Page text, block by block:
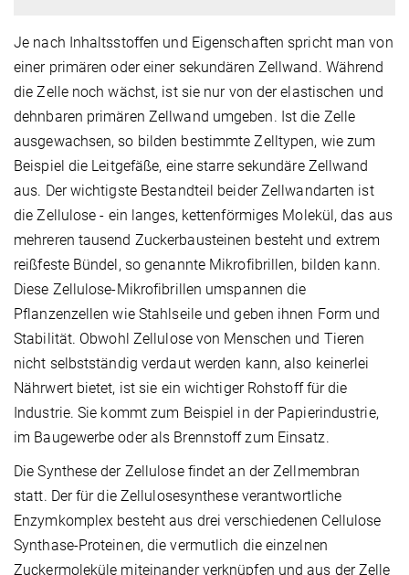
Je nach Inhaltsstoffen und Eigenschaften spricht man von
einer primären oder einer sekundären Zellwand. Während
die Zelle noch wächst, ist sie nur von der elastischen und
dehnbaren primären Zellwand umgeben. Ist die Zelle
ausgewachsen, so bilden bestimmte Zelltypen, wie zum
Beispiel die Leitgefäße, eine starre sekundäre Zellwand
aus. Der wichtigste Bestandteil beider Zellwandarten ist
die Zellulose - ein langes, kettenförmiges Molekül, das aus
mehreren tausend Zuckerbausteinen besteht und extrem
reißfeste Bündel, so genannte Mikrofibrillen, bilden kann.
Diese Zellulose-Mikrofibrillen umspannen die
Pflanzenzellen wie Stahlseile und geben ihnen Form und
Stabilität. Obwohl Zellulose von Menschen und Tieren
nicht selbstständig verdaut werden kann, also keinerlei
Nährwert bietet, ist sie ein wichtiger Rohstoff für die
Industrie. Sie kommt zum Beispiel in der Papierindustrie,
im Baugewerbe oder als Brennstoff zum Einsatz.
Die Synthese der Zellulose findet an der Zellmembran
statt. Der für die Zellulosesynthese verantwortliche
Enzymkomplex besteht aus drei verschiedenen Cellulose
Synthase-Proteinen, die vermutlich die einzelnen
Zuckermoleküle miteinander verknüpfen und aus der Zelle